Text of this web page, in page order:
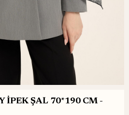
İPEK ŞAL 70*190 CM -